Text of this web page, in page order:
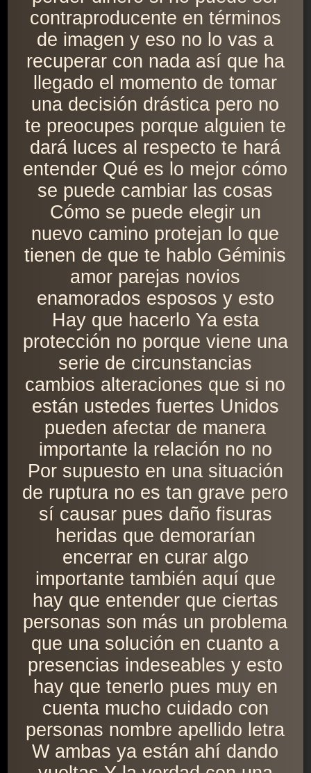
contraproducente en términos
de imagen y eso no lo vas a
recuperar con nada así que ha
llegado el momento de tomar
una decisión drástica pero no
te preocupes porque alguien te
dará luces al respecto te hará
entender Qué es lo mejor cómo
se puede cambiar las cosas
Cómo se puede elegir un
nuevo camino protejan lo que
tienen de que te hablo Géminis
amor parejas novios
enamorados esposos y esto
Hay que hacerlo Ya esta
protección no porque viene una
serie de circunstancias
cambios alteraciones que si no
están ustedes fuertes Unidos
pueden afectar de manera
importante la relación no no
Por supuesto en una situación
de ruptura no es tan grave pero
sí causar pues daño fisuras
heridas que demorarían
encerrar en curar algo
importante también aquí que
hay que entender que ciertas
personas son más un problema
que una solución en cuanto a
presencias indeseables y esto
hay que tenerlo pues muy en
cuenta mucho cuidado con
personas nombre apellido letra
W ambas ya están ahí dando